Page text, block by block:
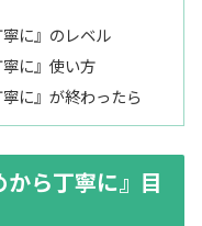
に』のレベル
寧に』使い方
に』が終わったら
から丁寧に』目